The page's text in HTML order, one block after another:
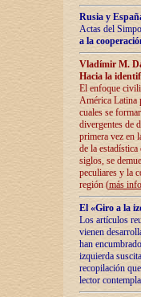
Rusia y
Actas del
a la
Vladímir M.
Hacia la
El enfoque
América Latina
cuales se
divergentes de
primera vez en
de la
siglos, se
peculiares y la
región (más
El «Giro a la
Los artículos
vienen
han
izquierda
recopilación
lector